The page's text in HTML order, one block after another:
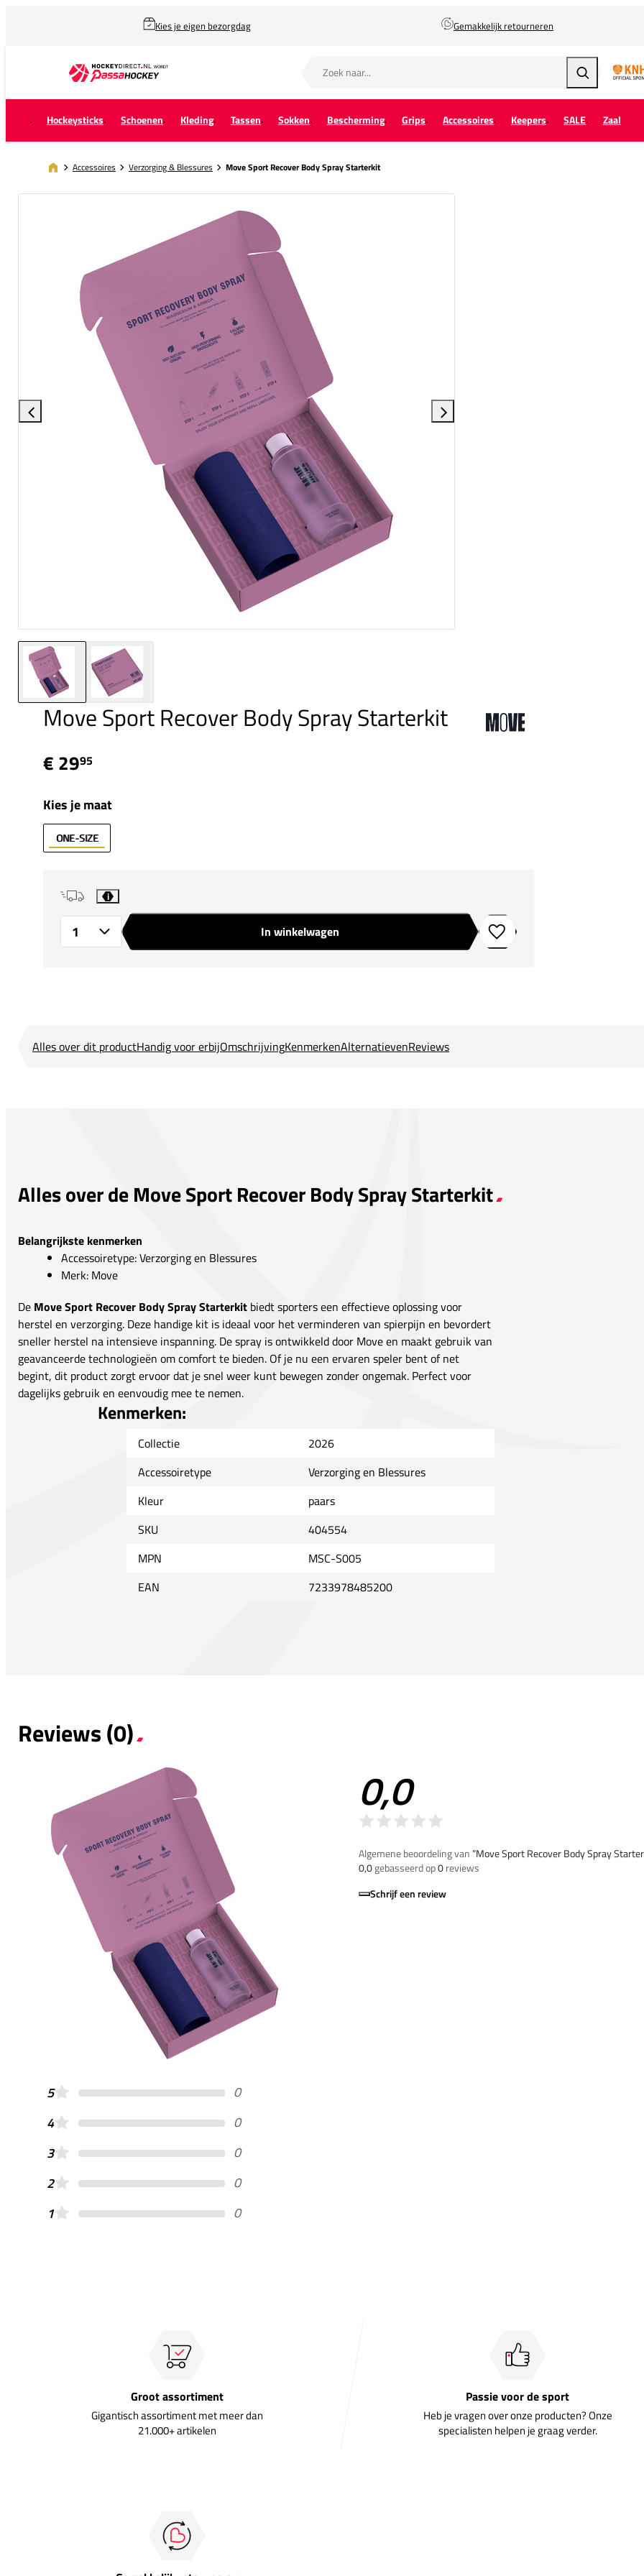
Kies je eigen bezorgdag Gemakkelijk retourneren
Zoeken
Hockeysticks Schoenen Kleding Tassen Sokken Bescherming Grips Accessoires Keepers SALE Zaal
Accessoires Verzorging & Blessures Move Sport Recover Body Spray Starterkit
Move Sport Recover Body Spray Starterkit
€ 2995
Kies je maat
ONE-SIZE
i
In winkelwagen Toevoegen aan verlanglijstje
Alles over dit productHandig voor erbijOmschrijvingKenmerkenAlternatievenReviews
Alles over de Move Sport Recover Body Spray Starterkit
Belangrijkste kenmerken
Accessoiretype: Verzorging en Blessures
Merk: Move
De Move Sport Recover Body Spray Starterkit biedt sporters een effectieve oplossing voor
herstel en verzorging. Deze handige kit is ideaal voor het verminderen van spierpijn en bevordert
sneller herstel na intensieve inspanning. De spray is ontwikkeld door Move en maakt gebruik van
geavanceerde technologieën om comfort te bieden. Of je nu een ervaren speler bent of net
begint, dit product zorgt ervoor dat je snel weer kunt bewegen zonder ongemak. Perfect voor
dagelijks gebruik en eenvoudig mee te nemen.
Kenmerken:
Collectie
2026
Accessoiretype
Verzorging en Blessures
Kleur
paars
SKU
404554
MPN
MSC-S005
EAN
7233978485200
Reviews (0)
0,0
Algemene beoordeling van”Move Sport Recover Body Spray
0,0gebasseerd op0reviews
Schrijf een review
5
0
4
0
3
0
2
0
1
0
Groot assortiment
Gigantisch assortiment met meer dan
21.000+ artikelen
Passie voor de sport
Heb je vragen over onze producten? Onze
specialisten helpen je graag verder.